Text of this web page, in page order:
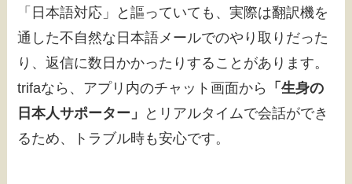
「日本語対応」と謳っていても、実際は翻訳機を
通した不自然な日本語メールでのやり取りだった
り、返信に数日かかったりすることがあります。
trifaなら、アプリ内のチャット画面から
「生身の
日本人サポーター」
とリアルタイムで会話ができ
るため、トラブル時も安心です。